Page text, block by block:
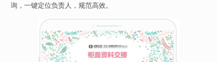
询，一键定位负责人，规范高效。